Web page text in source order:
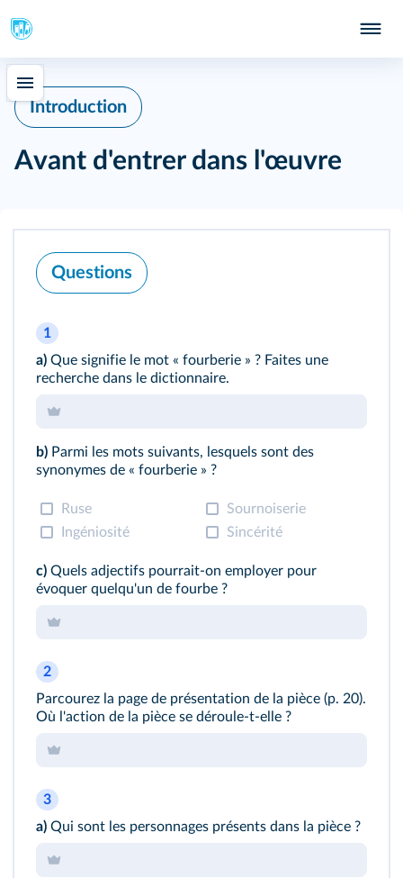
Introduction
Avant d'entrer dans l'œuvre
Questions
1
a) Que signifie le mot « fourberie » ? Faites une
recherche dans le dictionnaire.
b) Parmi les mots suivants, lesquels sont des
synonymes de « fourberie » ?
Ruse
Ingéniosité
Sournoiserie
Sincérité
c) Quels adjectifs pourrait-on employer pour
évoquer quelqu'un de fourbe ?
2
Parcourez la page de présentation de la pièce (p. 20).
Où l'action de la pièce se déroule-t-elle ?
3
a) Qui sont les personnages présents dans la pièce ?